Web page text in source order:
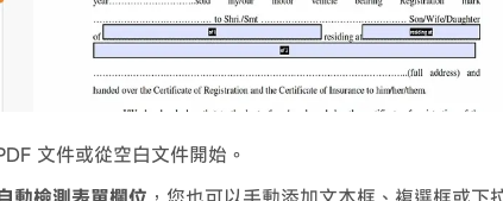
文件或從空白文件開始。